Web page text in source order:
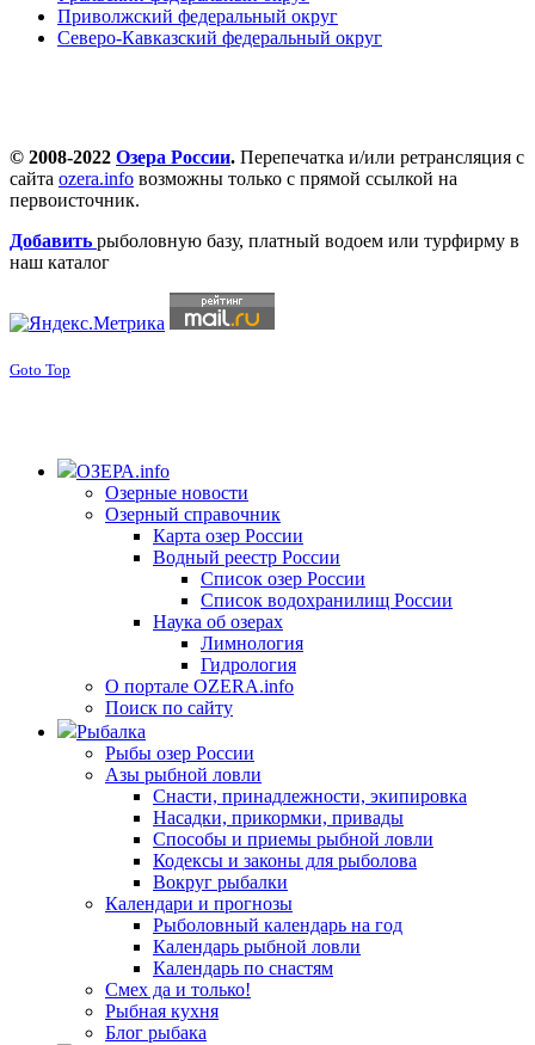
Приволжский федеральный округ
Северо-Кавказский федеральный округ
© 2008-2022 Озера России. Перепечатка и/или ретрансляция с
сайта ozera.info возможны только с прямой ссылкой на
первоисточник.
Добавить рыболовную базу, платный водоем или турфирму в
наш каталог
Goto Top
ОЗЕРА.info
Озерные новости
Озерный справочник
Карта озер России
Водный реестр России
Список озер России
Список водохранилищ России
Наука об озерах
Лимнология
Гидрология
О портале OZERA.info
Поиск по сайту
Рыбалка
Рыбы озер России
Азы рыбной ловли
Снасти, принадлежности, экипировка
Насадки, прикормки, привады
Способы и приемы рыбной ловли
Кодексы и законы для рыболова
Вокруг рыбалки
Календари и прогнозы
Рыболовный календарь на год
Календарь рыбной ловли
Календарь по снастям
Смех да и только!
Рыбная кухня
Блог рыбака